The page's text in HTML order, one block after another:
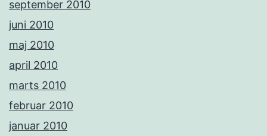
september 2010
juni 2010
maj 2010
april 2010
marts 2010
februar 2010
januar 2010